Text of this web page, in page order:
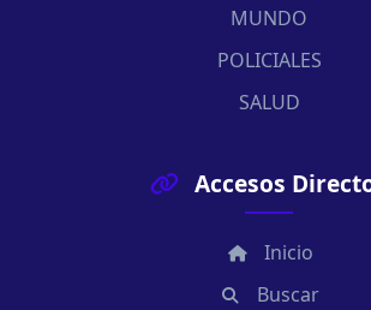
MUNDO
POLICIALES
SALUD
Accesos
Inicio
Buscar